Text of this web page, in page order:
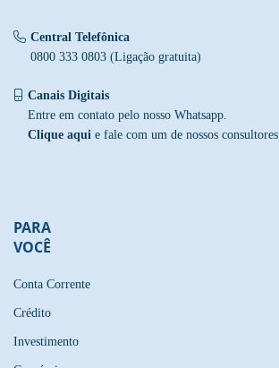
Central Telefônica
0800 333 0803 (Ligação gratuita)
Canais Digitais
Entre em contato pelo nosso Whatsapp.
Clique aqui e fale com um de nossos consultores.
PARA
VOCÊ
Conta Corrente
Crédito
Investimento